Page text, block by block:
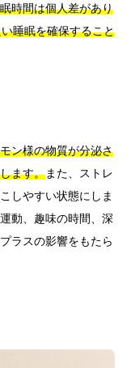
時間は個人差があり
睡眠を確保すること
ン様の物質が分泌さ
ます。また、ストレ
しやすい状態にしま
動、趣味の時間、深
ラスの影響をもたら